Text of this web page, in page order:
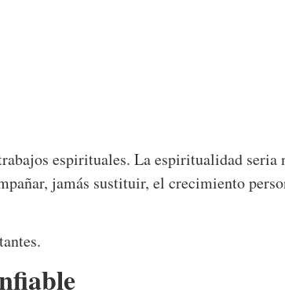
espirituales. La espiritualidad seria
jamás sustituir, el crecimiento